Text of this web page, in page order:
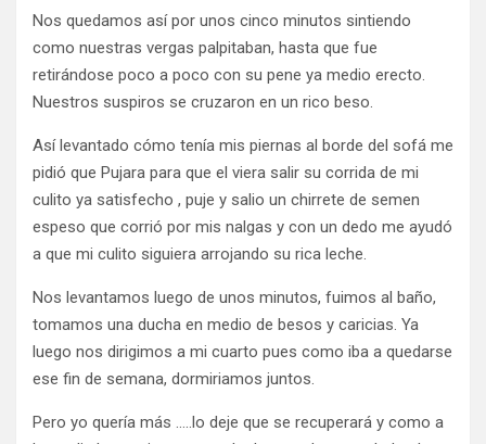
Nos quedamos así por unos cinco minutos sintiendo
como nuestras vergas palpitaban, hasta que fue
retirándose poco a poco con su pene ya medio erecto.
Nuestros suspiros se cruzaron en un rico beso.
Así levantado cómo tenía mis piernas al borde del sofá me
pidió que Pujara para que el viera salir su corrida de mi
culito ya satisfecho , puje y salio un chirrete de semen
espeso que corrió por mis nalgas y con un dedo me ayudó
a que mi culito siguiera arrojando su rica leche.
Nos levantamos luego de unos minutos, fuimos al baño,
tomamos una ducha en medio de besos y caricias. Ya
luego nos dirigimos a mi cuarto pues como iba a quedarse
ese fin de semana, dormiriamos juntos.
Pero yo quería más …..lo deje que se recuperará y como a